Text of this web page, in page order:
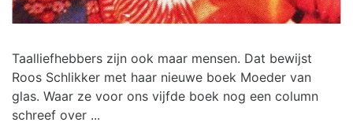
Taalliefhebbers zijn ook maar mensen. Dat bewijst
Roos Schlikker met haar nieuwe boek Moeder van
glas. Waar ze voor ons vijfde boek nog een column
schreef over ...